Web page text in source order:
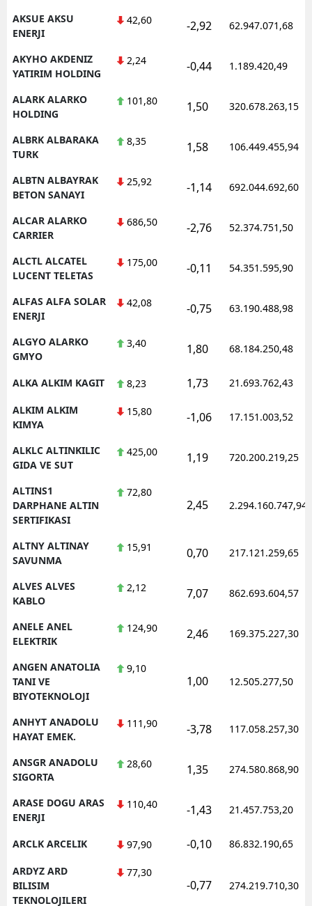
AKSUE AKSU
ENERJI
42,60 -2,92 62.947.071,68
AKYHO AKDENIZ
YATIRIM HOLDING
2,24 -0,44 1.189.420,49
ALARK ALARKO
HOLDING
101,80 1,50 320.678.263,15
ALBRK ALBARAKA
TURK
8,35 1,58 106.449.455,94
ALBTN ALBAYRAK
BETON SANAYI
25,92 -1,14 692.044.692,60
ALCAR ALARKO
CARRIER
686,50 -2,76 52.374.751,50
ALCTL ALCATEL
LUCENT TELETAS
175,00 -0,11 54.351.595,90
ALFAS ALFA SOLAR
ENERJI
42,08 -0,75 63.190.488,98
ALGYO ALARKO
GMYO
3,40 1,80 68.184.250,48
ALKA ALKIM KAGIT 8,23 1,73 21.693.762,43
ALKIM ALKIM
KIMYA
15,80 -1,06 17.151.003,52
ALKLC ALTINKILIC
GIDA VE SUT
425,00 1,19 720.200.219,25
ALTINS1
DARPHANE ALTIN
SERTIFIKASI
72,80
2,45 2.294.160.747,94
ALTNY ALTINAY
SAVUNMA
15,91 0,70 217.121.259,65
ALVES ALVES
KABLO
2,12 7,07 862.693.604,57
ANELE ANEL
ELEKTRIK
124,90 2,46 169.375.227,30
ANGEN ANATOLIA
TANI VE
BIYOTEKNOLOJI
9,10
1,00 12.505.277,50
ANHYT ANADOLU
HAYAT EMEK.
111,90 -3,78 117.058.257,30
ANSGR ANADOLU
SIGORTA
28,60 1,35 274.580.868,90
ARASE DOGU ARAS
ENERJI
110,40 -1,43 21.457.753,20
ARCLK ARCELIK 97,90 -0,10 86.832.190,65
ARDYZ ARD
BILISIM
TEKNOLOJILERI
77,30
-0,77 274.219.710,30